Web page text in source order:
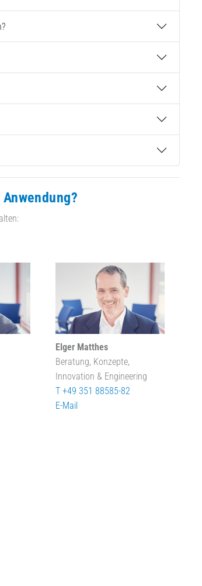
Elger Matthes
Beratung, Konzepte,
Innovation & Engineering
T +49 351 88585-82
E-Mail